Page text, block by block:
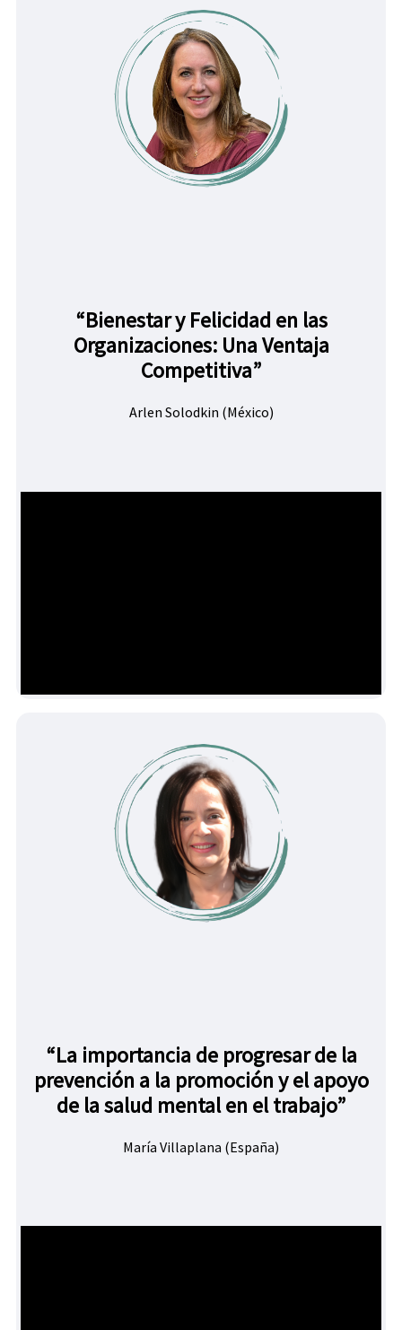
“Bienestar y Felicidad en las
Organizaciones: Una Ventaja
Competitiva”
Arlen Solodkin (México)
“La importancia de progresar de la
prevención a la promoción y el apoyo
de la salud mental en el trabajo”
María Villaplana (España)